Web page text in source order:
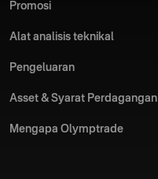
Promosi
Alat analisis teknikal
Pengeluaran
Asset & Syarat Perdagangan
Mengapa Olymptrade